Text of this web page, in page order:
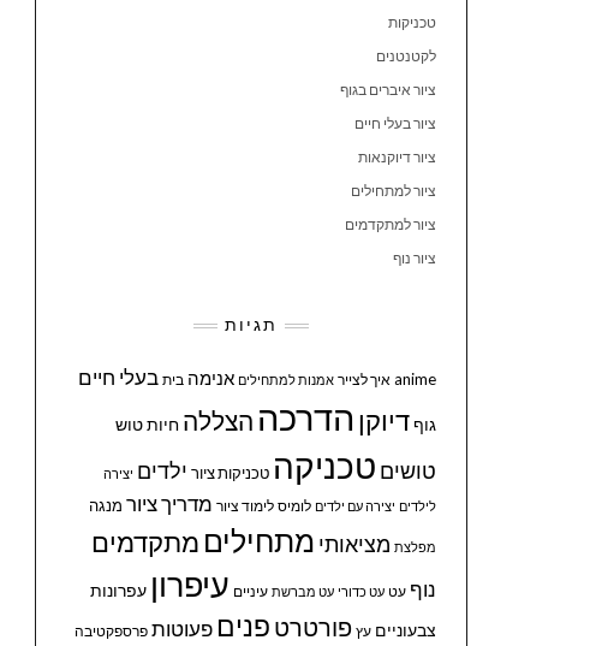
טכניקות
לקטנטנים
ציור איברים בגוף
ציור בעלי חיים
ציור דיוקנאות
ציור למתחילים
ציור למתקדמים
ציור נוף
תגיות
anime איך לצייר אמנות למתחילים אנימה בית בעלי חיים
גוףדיוקן הדרכה הצללה חיותטוש
טושים טכניקה טכניקות ציור ילדים יצירה
לילדים יצירה עם ילדים לומיס לימוד ציור מדריך ציור מנגה
מפלצת מציאותי מתחילים מתקדמים
נוף עט עט כדורי עט מברשת עיניים עיפרון עפרונות
צבעוניים עץ פורטרט פנים פעוטות פרספקטיבה